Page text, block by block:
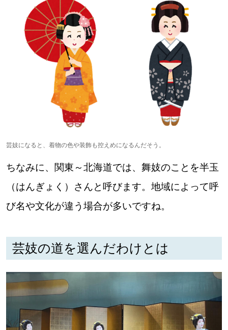
芸妓になると、着物の色や装飾も控えめになるんだそう。
ちなみに、関東～北海道では、舞妓のことを半玉
（はんぎょく）さんと呼びます。地域によって呼
び名や文化が違う場合が多いですね。
芸妓の道を選んだわけとは